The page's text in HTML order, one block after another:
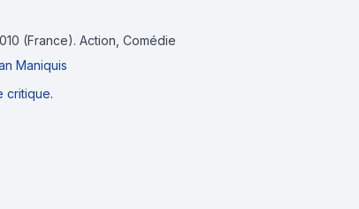
(France). Action, Comédie
Maniquis
critique.